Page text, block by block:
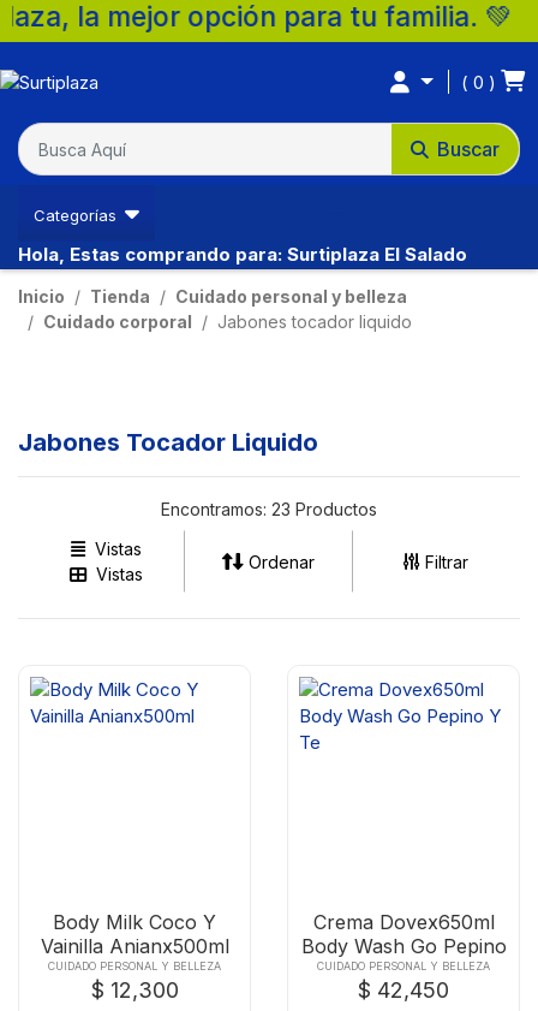
opción para tu familia. 💚
Buscar
0
Categorías
Hola, Estas comprando para: Surtiplaza El Salado
Inicio Tienda
Cuidado personal y belleza
Cuidado corporal
Jabones tocador liquido
Jabones Tocador Liquido
Encontramos: 23 Productos
Vistas
Vistas
Ordenar Filtrar
Body Milk Coco Y
Vainilla Anianx500ml
CUIDADO PERSONAL Y BELLEZA
$ 12,300
Crema Dovex650ml
Body Wash Go Pepino
Y Te
CUIDADO PERSONAL Y BELLEZA
$ 42,450